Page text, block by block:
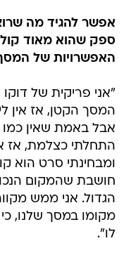
אפשר להגיד מה
ספק שהוא מאוד
האפשרויות של
"אני פריקית של
המסך הקטן, אז אין
אבל באמת שאין
התחלתי כצלמת, אז
ומבחינתי סרט הוא
חושבת שהמקום
הגדול. אני ממש
מקומו במסך שלנו,
לו".